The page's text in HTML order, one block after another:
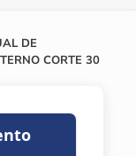
DE
CORTE 30